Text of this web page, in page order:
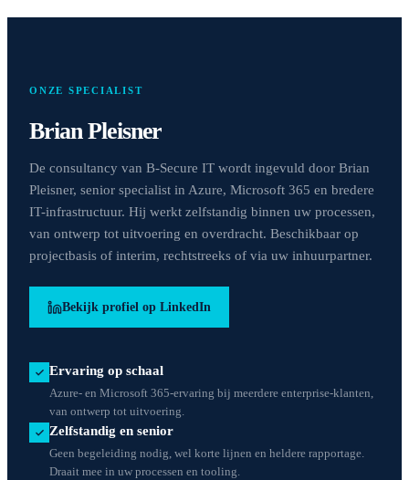
ONZE SPECIALIST
Brian Pleisner
De consultancy van B-Secure IT wordt ingevuld door Brian
Pleisner, senior specialist in Azure, Microsoft 365 en bredere
IT-infrastructuur. Hij werkt zelfstandig binnen uw processen,
van ontwerp tot uitvoering en overdracht. Beschikbaar op
projectbasis of interim, rechtstreeks of via uw inhuurpartner.
Bekijk profiel op LinkedIn
Ervaring op schaal
Azure- en Microsoft 365-ervaring bij meerdere enterprise-klanten,
van ontwerp tot uitvoering.
Zelfstandig en senior
Geen begeleiding nodig, wel korte lijnen en heldere rapportage.
Draait mee in uw processen en tooling.